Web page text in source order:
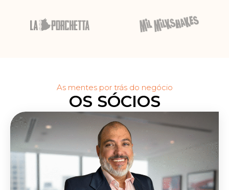
As mentes por trás do negócio
OS SÓCIOS